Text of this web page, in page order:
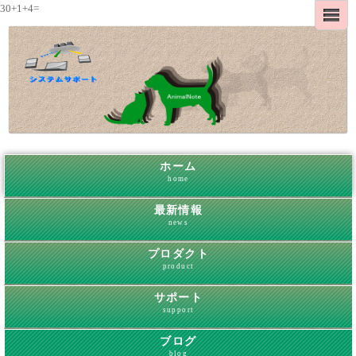
30+1+4=
ホーム
home
最新情報
news
プロダクト
product
サポート
support
ブログ
blog